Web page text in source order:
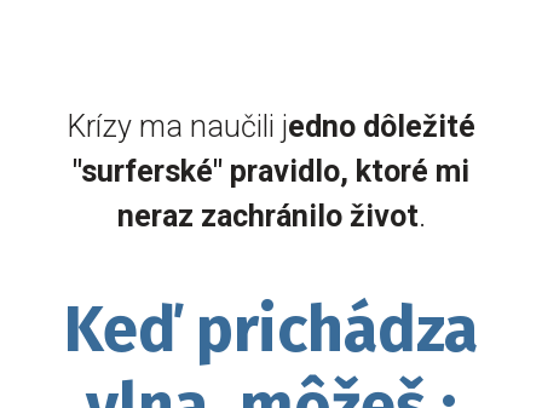
Krízy ma naučili jedno dôležité
"surferské" pravidlo, ktoré mi
neraz zachránilo život.
Keď prichádza